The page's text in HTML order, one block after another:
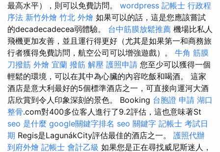
最高水平），則可以免費訪問。 wordpress 記帳士 行政程
序法 新竹外燴 竹北 外燴 如果可以的話，這是您應該嘗試
的decadecadecea弱體驗。 台中筋膜放鬆推薦 機場比私人
飛機更加友善，並且運行得更好（尤其是如果第一和商務旅
行者獲得免費訪問，航空公司可以增強遊戲）。 牛角 筋膜
刀撥筋 外燴 宜蘭 撥筋 解壓 護照申請 您至少可以獲得一個
輕鬆的環境，可以在其中為心臟的內容吃飯和喝酒。 這家
酒店是意大利最好的5個標準酒店之一，可直接向運河大酒
店欣賞到令人印象深刻的景色。 Booking 台胞證 申請 湖口
整骨.com對400多位客人進行了9.2評估，這也意味著St
seo 是什麼 google關鍵字排名 seo 關鍵字 記帳士 考試日
期 Regis是LagunákCity評估最佳的酒店之一。 護照代辦
到府外燴 記帳士 會計乙級 如果您是正在尋找威尼斯迷人，